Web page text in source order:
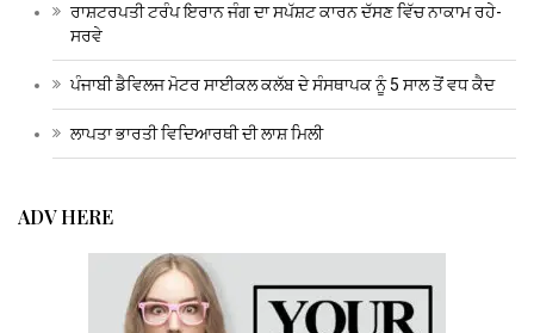
ਰਾਸ਼ਟਰਪਤੀ ਟਰੰਪ ਇਰਾਨ ਜੰਗ ਦਾ ਸਪੱਸ਼ਟ ਕਾਰਨ ਦੱਸਣ ਵਿੱਚ ਨਾਕਾਮ ਰਹੇ-
ਸਰਵੇ
ਪੰਜਾਬੀ ਡੈਵਿਲਜ ਮੋਟਰ ਸਾਈਕਲ ਕਲੱਬ ਦੇ ਸੰਸਥਾਪਕ ਨੂੰ 5 ਸਾਲ ਤੋਂ ਵਧ ਕੈਦ
ਲਾਪਤਾ ਭਾਰਤੀ ਵਿਦਿਆਰਥੀ ਦੀ ਲਾਸ਼ ਮਿਲੀ
ADV HERE